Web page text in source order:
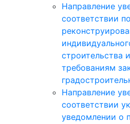
Направление
соответствии
строительства
требованиям
Направление
соответствии
уведомлении о